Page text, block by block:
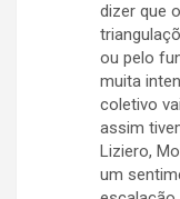
dizer que
ou pelo
muita
coletivo
assim
Liziero,
um